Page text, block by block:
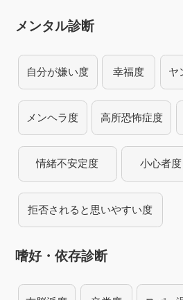
メンタル診断
自分が嫌い度 幸福度 ヤ
メンヘラ度 高所恐怖症度
情緒不安定度 小心者度
拒否されると思いやすい度
嗜好・依存診断